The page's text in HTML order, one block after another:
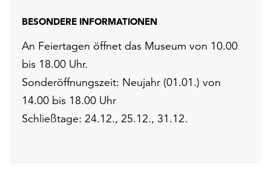
BESONDERE INFORMATIONEN
An Feiertagen öffnet das Museum von 10.00
bis 18.00 Uhr.
Sonderöffnungszeit: Neujahr (01.01.) von
14.00 bis 18.00 Uhr
Schließtage: 24.12., 25.12., 31.12.